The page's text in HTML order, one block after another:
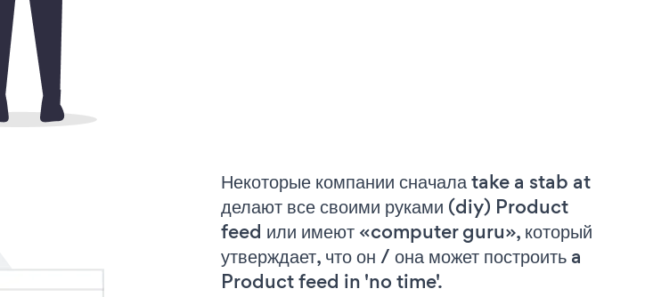
Некоторые компании сначала take a stab at
делают все своими руками (diy) Product
feed или имеют «computer guru», который
утверждает, что он / она может построить a
Product feed in 'no time'.